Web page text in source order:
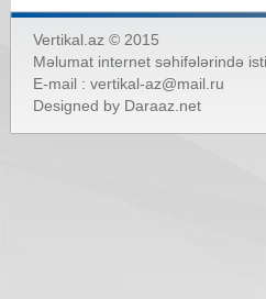
Vertikal.az © 2015
Məlumat internet səhifələrində
E-mail : vertikal-az@mail.ru
Designed by Daraaz.net